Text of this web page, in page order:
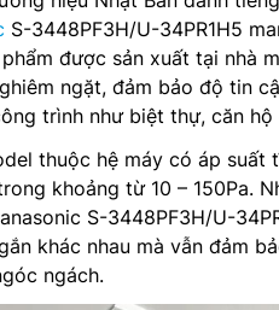
S-3448PF3H/U-34PR1H5
phẩm được sản xuất tại nhà
ngặt, đảm bảo độ tin
trình như biệt thự, căn
thuộc hệ máy có áp suất
khoảng từ 10 – 150Pa.
S-3448PF3H/U-
khác nhau mà vẫn đảm
ngách.